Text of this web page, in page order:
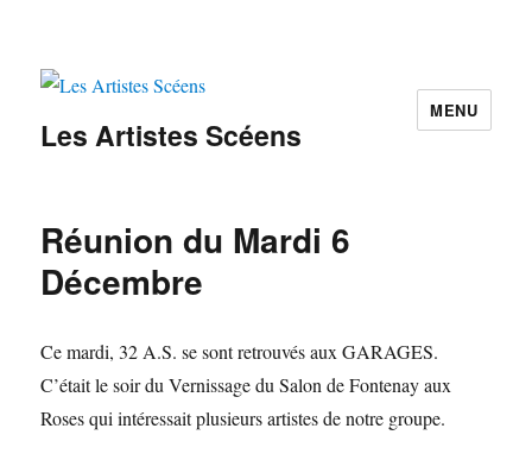
Les Artistes Scéens
MENU
Réunion du Mardi 6
Décembre
Ce mardi, 32 A.S. se sont retrouvés aux GARAGES.
C’était le soir du Vernissage du Salon de Fontenay aux
Roses qui intéressait plusieurs artistes de notre groupe.